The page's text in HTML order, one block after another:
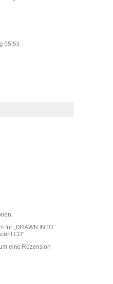
05:53
für „DRAWN INTO
CD“
eine Rezension